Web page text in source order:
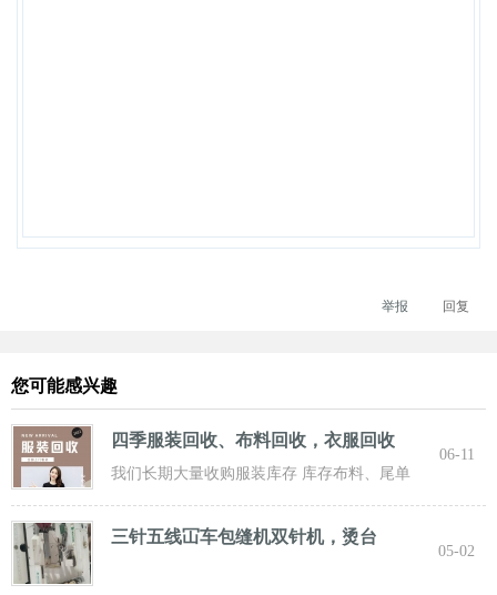
回复
举报
您可能感兴趣
四季服装回收、布料回收，衣服回收
我们长期大量收购服装库存 库存布料、尾单
服装，专业诚信共赢， 实力雄厚 ！ 长期面向
06-11
三针五线冚车包缝机双针机，烫台
05-02